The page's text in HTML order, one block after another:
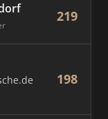
219
198